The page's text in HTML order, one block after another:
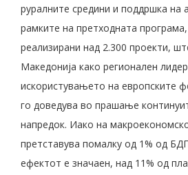
руралните средини и поддршка на
рамките на претходната
реализирани над 2.300 проекти,
Македонија како регионален
искористувањето на европските
го доведува во прашање
напредок. Иако на
претставува помалку од 1% од
ефектот е значаен, над 11% од